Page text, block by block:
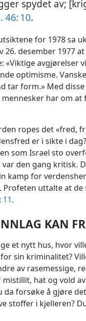
spydet av;
46: 10.
for 1978 sa
26. desember 1977
«Viktige avgjørelser
optimisme.
tar form.» Med
har om
ropes det «fred,
er i sikte i
som Israel sto
den gang kritisk.
kamp for
uttalte at de
11.
KAN
et nytt hus, hvor
sin kriminalitet?
av rasemessige,
hat og vold
da forsøke å gjøre
stoffer i kjelleren?